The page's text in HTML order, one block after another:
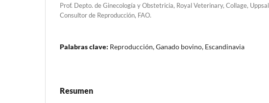
Prof. Depto. de Ginecología y Obstetricia, Royal Veterinary, Collage,
Consultor de Reproducción, FAO.
Palabras clave: Reproducción, Ganado bovino, Escandinavia
Resumen